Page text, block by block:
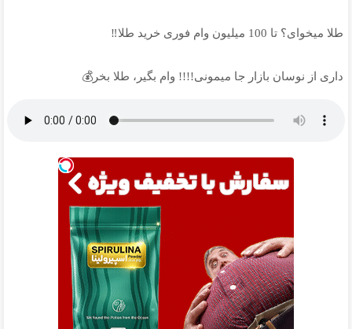
طلا میخوای؟ تا 100 میلیون وام فوری خرید طلا‼️
داری از نوسان بازار جا میمونی!!!! وام بگیر، طلا بخر💰